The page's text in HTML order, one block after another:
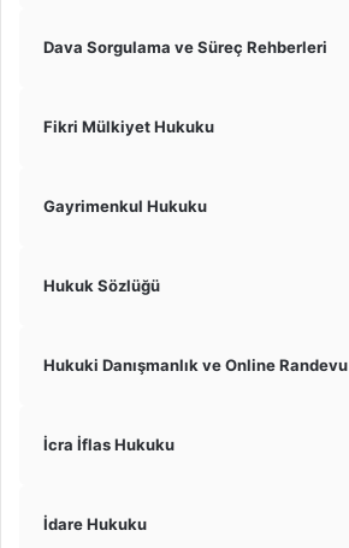
Dava Sorgulama ve Süreç Rehberleri
Fikri Mülkiyet Hukuku
Gayrimenkul Hukuku
Hukuk Sözlüğü
Hukuki Danışmanlık ve Online Randevu
İcra İflas Hukuku
İdare Hukuku